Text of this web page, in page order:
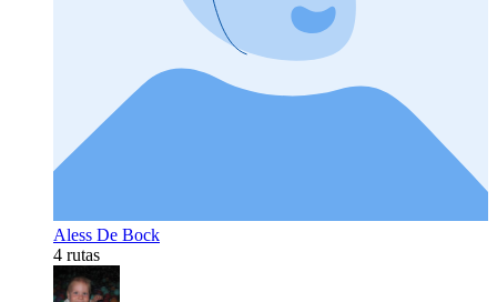
Aless De Bock
4 rutas